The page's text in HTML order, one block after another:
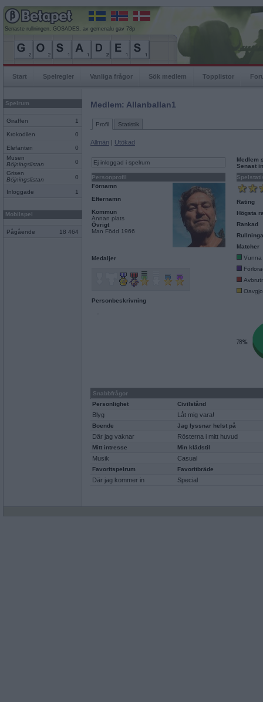
Senaste rullningen, GOSADES, av gemenalu gav 78p
Start Spelregler Vanliga frågor Sök medlem Topplistor
Spelrum
Giraffen 1
Krokodilen 0
Elefanten
0
Musen
Böjningslistan
0
Grisen
Böjningslistan
0
Inloggade 1
Mobilspel
Pågående 18 464
Medlem: Allanballan1
Profil Statistik
Allmän | Utökad
Ej inloggad i spelrum
Personprofil
Förnamn
Efternamn
Kommun
Annan plats
Övrigt
Man Född 1966
Medaljer
Personbeskrivning
-
Medlem
Senast
Rating
Högsta
Rankad
Matcher
Vunna
Snabbfrågor
Personlighet
Civilstånd
Blyg Låt mig vara!
Boende Jag lyssnar helst på
Där jag vaknar Rösterna i mitt huvud
Mitt intresse Min klädstil
Musik Casual
Favoritspelrum Favoritbräde
Där jag kommer in Special